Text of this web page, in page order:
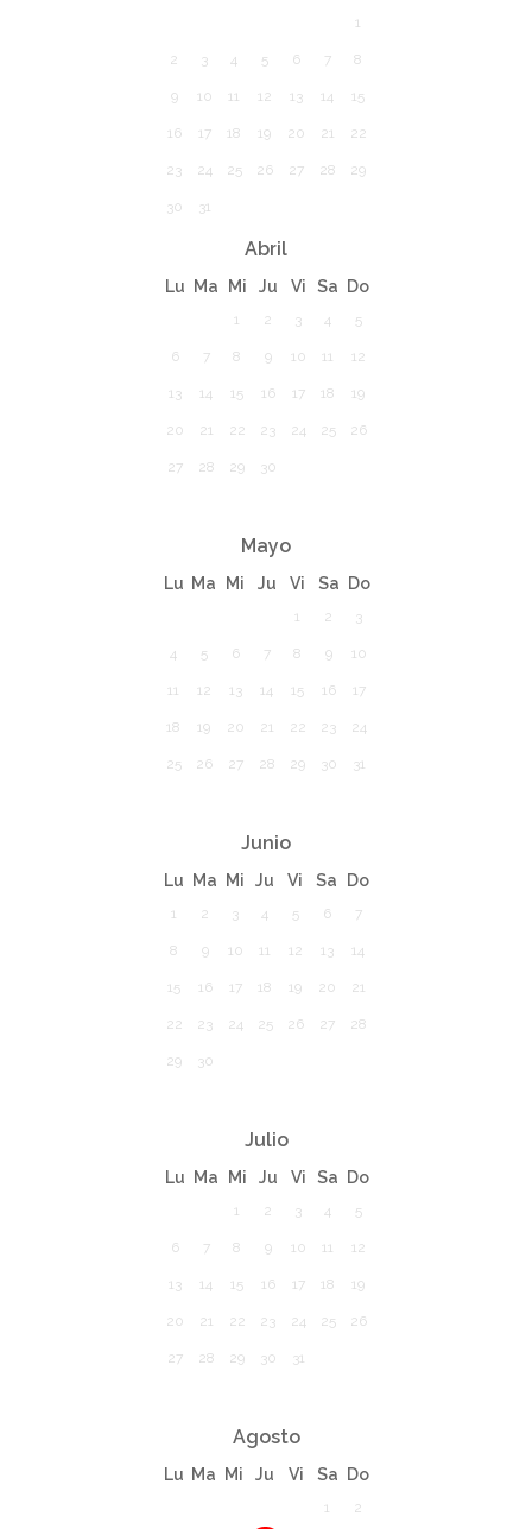
1
2 3 4 5 6 7 8
9 10 11 12 13 14 15
16 17 18 19 20 21 22
23 24 25 26 27 28 29
30 31
Abril
Lu Ma Mi Ju Vi Sa Do
1 2 3 4 5
6 7 8 9 10 11 12
13 14 15 16 17 18 19
20 21 22 23 24 25 26
27 28 29 30
Mayo
Lu Ma Mi Ju Vi Sa Do
1 2 3
4 5 6 7 8 9 10
11 12 13 14 15 16 17
18 19 20 21 22 23 24
25 26 27 28 29 30 31
Junio
Lu Ma Mi Ju Vi Sa Do
1 2 3 4 5 6 7
8 9 10 11 12 13 14
15 16 17 18 19 20 21
22 23 24 25 26 27 28
29 30
Julio
Lu Ma Mi Ju Vi Sa Do
1 2 3 4 5
6 7 8 9 10 11 12
13 14 15 16 17 18 19
20 21 22 23 24 25 26
27 28 29 30 31
Agosto
Lu Ma Mi Ju Vi Sa Do
1 2